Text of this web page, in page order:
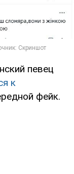
певец
к
фейк.